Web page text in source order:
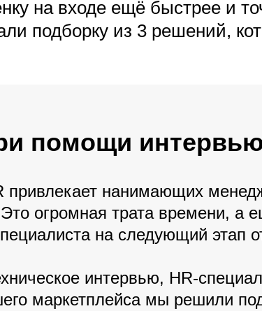
на входе ещё быстрее и
подборку из 3 решений,
помощи
привлекает нанимающих
огромная трата времени, а
на следующий этап
интервью, HR-
маркетплейса мы решили